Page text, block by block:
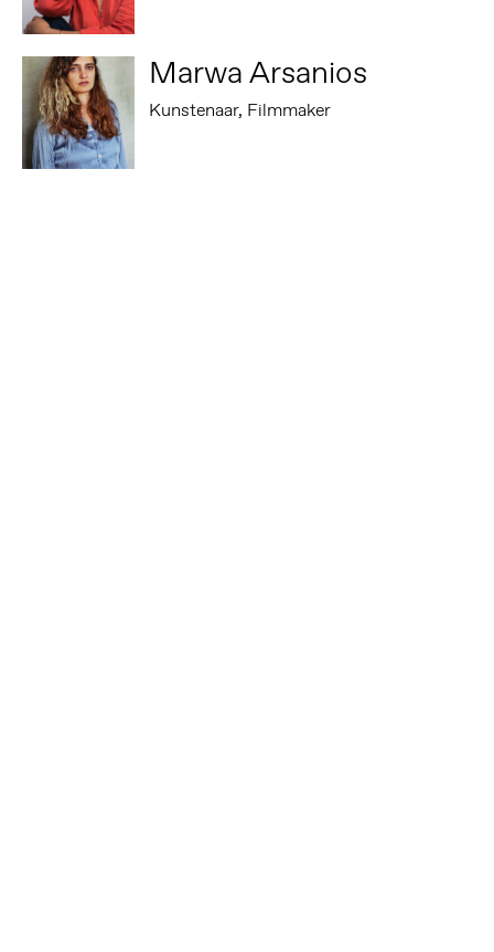
Marwa Arsanios
Kunstenaar, Filmmaker